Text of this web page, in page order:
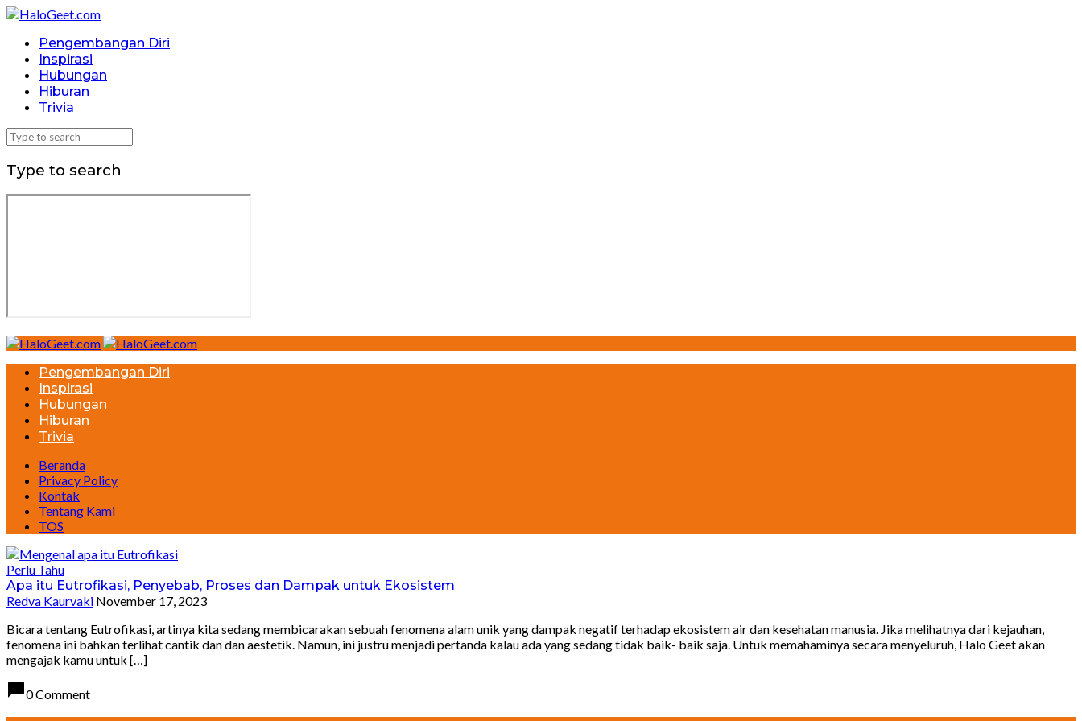
Pengembangan Diri
Inspirasi
Hubungan
Hiburan
Trivia
Type to search
Pengembangan Diri
Inspirasi
Hubungan
Hiburan
Trivia
Beranda
Privacy Policy
Kontak
Tentang Kami
TOS
Perlu Tahu
Apa itu Eutrofikasi, Penyebab, Proses dan Dampak untuk Ekosistem
Redva Kaurvaki November 17, 2023
Bicara tentang Eutrofikasi, artinya kita sedang membicarakan sebuah fenomena alam unik yang dampak negatif terhadap ekosistem air dan kesehatan manusia. Jika melihatnya dari kejauhan,
fenomena ini bahkan terlihat cantik dan dan aestetik. Namun, ini justru menjadi pertanda kalau ada yang sedang tidak baik- baik saja. Untuk memahaminya secara menyeluruh, Halo Geet akan
mengajak kamu untuk […]
chat_bubble0 Comment